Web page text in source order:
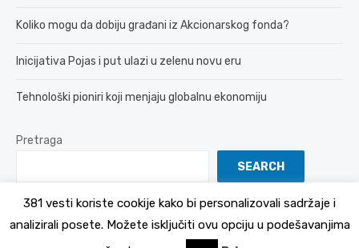
Koliko mogu da dobiju građani iz Akcionarskog fonda?
Inicijativa Pojas i put ulazi u zelenu novu eru
Tehnološki pioniri koji menjaju globalnu ekonomiju
Pretraga
SEARCH
Politika Privatnosti
381 vesti koriste cookije kako bi personalizovali sadržaje i
analizirali posete. Možete isključiti ovu opciju u podešavanjima